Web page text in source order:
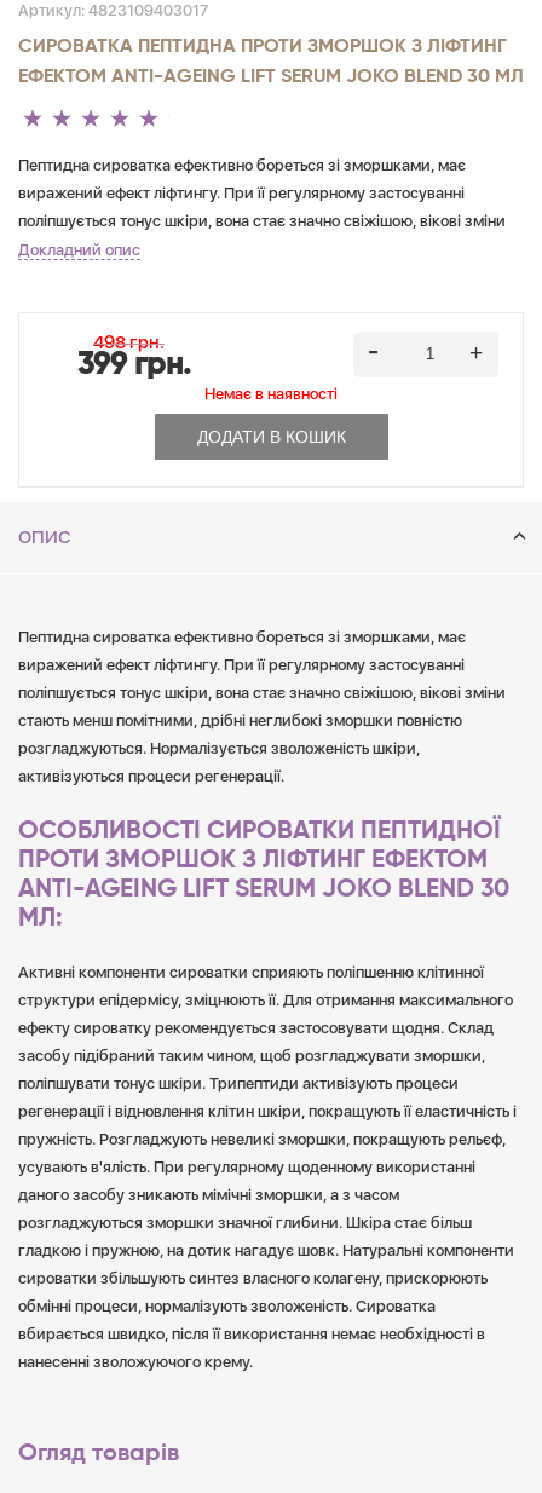
Артикул: 4823109403017
СИРОВАТКА ПЕПТИДНА ПРОТИ ЗМОРШОК З ЛІФТИНГ
ЕФЕКТОМ ANTI-AGEING LIFT SERUM JOKO BLEND 30 МЛ
Пептидна сироватка ефективно бореться зі зморшками, має
виражений ефект ліфтингу. При її регулярному застосуванні
поліпшується тонус шкіри, вона стає значно свіжішою, вікові зміни
стають менш помітними, дрібні неглибокі зморшки повністю
Докладний опис
498 грн.
399 грн.
Немає в наявностi
ДОДАТИ В КОШИК
ОПИС
Пептидна сироватка ефективно бореться зі зморшками, має
виражений ефект ліфтингу. При її регулярному застосуванні
поліпшується тонус шкіри, вона стає значно свіжішою, вікові зміни
стають менш помітними, дрібні неглибокі зморшки повністю
розгладжуються. Нормалізується зволоженість шкіри,
активізуються процеси регенерації.
ОСОБЛИВОСТІ СИРОВАТКИ ПЕПТИДНОЇ
ПРОТИ ЗМОРШОК З ЛІФТИНГ ЕФЕКТОМ
ANTI-AGEING LIFT SERUM JOKO BLEND 30
МЛ:
Активні компоненти сироватки сприяють поліпшенню клітинної
структури епідермісу, зміцнюють її. Для отримання максимального
ефекту сироватку рекомендується застосовувати щодня. Склад
засобу підібраний таким чином, щоб розгладжувати зморшки,
поліпшувати тонус шкіри. Трипептиди активізують процеси
регенерації і відновлення клітин шкіри, покращують її еластичність і
пружність. Розгладжують невеликі зморшки, покращують рельєф,
усувають в'ялість. При регулярному щоденному використанні
даного засобу зникають мімічні зморшки, а з часом
розгладжуються зморшки значної глибини. Шкіра стає більш
гладкою і пружною, на дотик нагадує шовк. Натуральні компоненти
сироватки збільшують синтез власного колагену, прискорюють
обмінні процеси, нормалізують зволоженість. Сироватка
вбирається швидко, після її використання немає необхідності в
нанесенні зволожуючого крему.
Огляд товарів